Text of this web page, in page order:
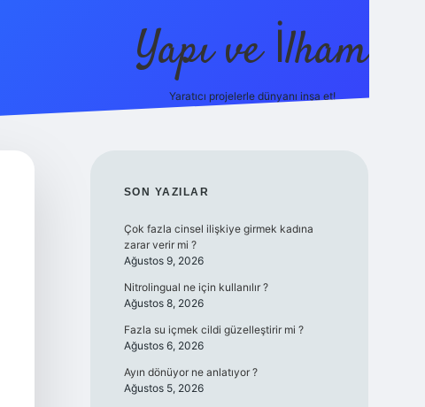
Yapı ve İlham
Yaratıcı projelerle dünyanı inşa et!
SIDEBAR
SON YAZILAR
Çok fazla cinsel ilişkiye girmek kadına
zarar verir mi ?
Ağustos 9, 2026
Nitrolingual ne için kullanılır ?
Ağustos 8, 2026
Fazla su içmek cildi güzelleştirir mi ?
Ağustos 6, 2026
Ayın dönüyor ne anlatıyor ?
Ağustos 5, 2026